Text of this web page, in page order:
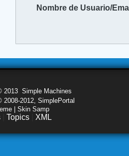
Nombre de Usuario/
2013 Simple Machines
2012, SimplePortal
| Skin Samp
Topics XML